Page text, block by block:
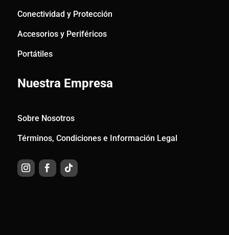
Conectividad y Protección
Accesorios y Periféricos
Portátiles
Nuestra Empresa
Sobre Nosotros
Términos, Condiciones e Información Legal